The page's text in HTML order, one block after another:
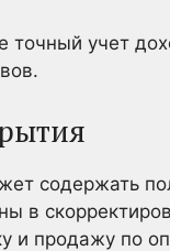
точный учет
содержать
в
и продажу по